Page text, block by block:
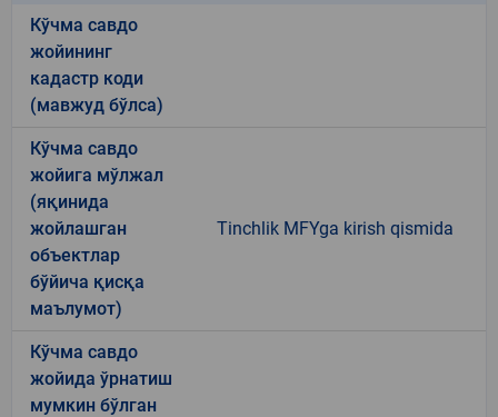
Кўчма савдо
жойининг
кадастр коди
(мавжуд бўлса)
Кўчма савдо
жойига мўлжал
(яқинида
жойлашган
объектлар
бўйича қисқа
маълумот)
Tinchlik MFYga kirish qismida
Кўчма савдо
жойида ўрнатиш
мумкин бўлган